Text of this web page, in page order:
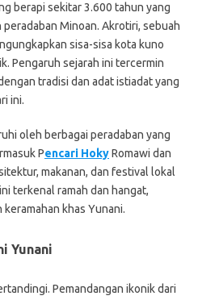
berapi sekitar 3.600 tahun yang
Minoan. Akrotiri, sebuah
sisa-sisa kota kuno
Pengaruh sejarah ini tercermin
tradisi dan adat istiadat yang
ini.
oleh berbagai peradaban yang
Pencari HokyRomawi dan
makanan, dan festival lokal
terkenal ramah dan hangat,
khas Yunani.
Yunani
Pemandangan ikonik dari